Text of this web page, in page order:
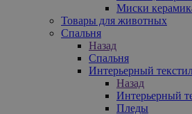
Миски
Товары для животных
Спальня
Назад
Спальня
Интерьерный
Назад
Интерьерный
Пледы